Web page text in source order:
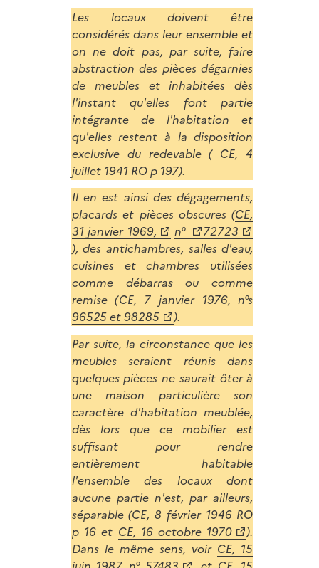
Les locaux doivent être
considérés dans leur ensemble et
on ne doit pas, par suite, faire
abstraction des pièces dégarnies
de meubles et inhabitées dès
l'instant qu'elles font partie
intégrante de l'habitation et
qu'elles restent à la disposition
exclusive du redevable ( CE, 4
juillet 1941 RO p 197).
Il en est ainsi des dégagements,
placards et pièces obscures (CE,
31 janvier 1969,
n°
72723
), des antichambres, salles d'eau,
cuisines et chambres utilisées
comme débarras ou comme
remise (CE, 7 janvier 1976, n°s
96525 et 98285
).
Par suite, la circonstance que les
meubles seraient réunis dans
quelques pièces ne saurait ôter à
une maison particulière son
caractère d'habitation meublée,
dès lors que ce mobilier est
suffisant pour rendre
entièrement habitable
l'ensemble des locaux dont
aucune partie n'est, par ailleurs,
séparable (CE, 8 février 1946 RO
p 16 et CE, 16 octobre 1970
).
Dans le même sens, voir CE, 15